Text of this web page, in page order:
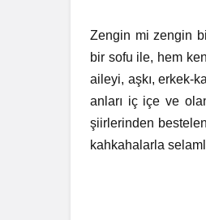
Zengin mi zengin
bir sofu ile, hem
aileyi, aşkı, erkek-
anları iç içe ve
şiirlerinden
kahkahalarla